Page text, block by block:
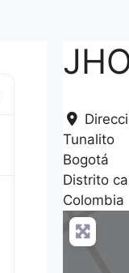
Tunalito
Bogotá
Distrito
Colombia